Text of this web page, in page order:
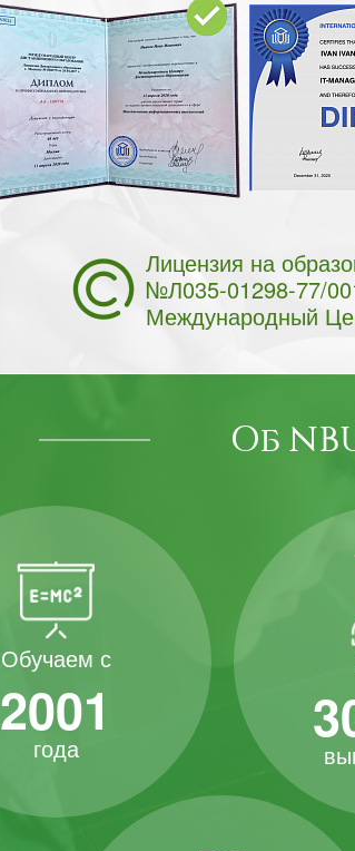
Лицензия на
№Л035-01298-77/
Международный
Об
Обучаем с
2001
года